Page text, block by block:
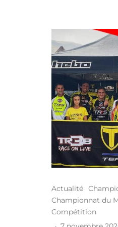
Actualité
Championnat du
Compétition